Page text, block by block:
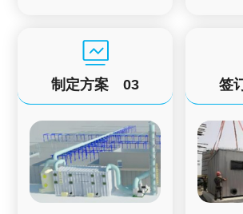
制定方案 03 签